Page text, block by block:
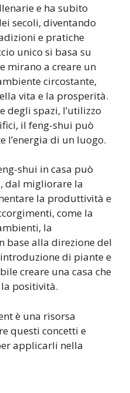
e ha subito
secoli, diventando
e pratiche
unico si basa su
mirano a creare un
circostante,
vita e la prosperità.
degli spazi, l’utilizzo
il feng-shui può
l’energia di un luogo.
shui in casa può
dal migliorare la
la produttività e
come la
la
base alla direzione del
di piante e
creare una casa che
positività.
è una risorsa
questi concetti e
applicarli nella